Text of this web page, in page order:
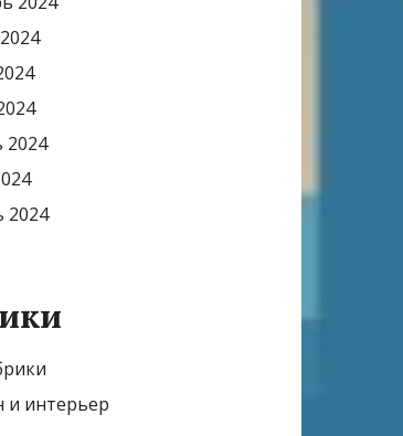
2024
2024
и интерьер